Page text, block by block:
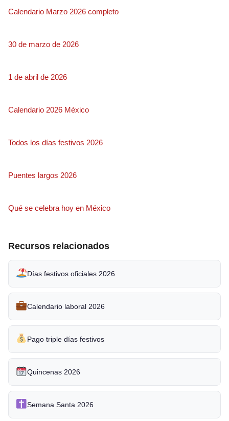
Calendario Marzo 2026 completo
30 de marzo de 2026
1 de abril de 2026
Calendario 2026 México
Todos los días festivos 2026
Puentes largos 2026
Qué se celebra hoy en México
Recursos relacionados
Días festivos oficiales 2026
Calendario laboral 2026
Pago triple días festivos
Quincenas 2026
Semana Santa 2026